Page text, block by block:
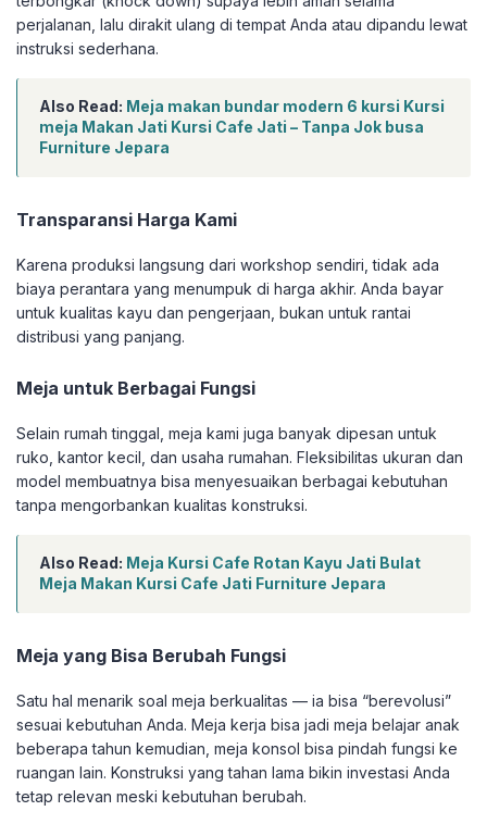
perjalanan, lalu dirakit ulang di tempat Anda atau dipandu lewat
instruksi sederhana.
Also Read: Meja makan bundar modern 6 kursi Kursi
meja Makan Jati Kursi Cafe Jati – Tanpa Jok busa
Furniture Jepara
Transparansi Harga Kami
Karena produksi langsung dari workshop sendiri, tidak ada
biaya perantara yang menumpuk di harga akhir. Anda bayar
untuk kualitas kayu dan pengerjaan, bukan untuk rantai
distribusi yang panjang.
Meja untuk Berbagai Fungsi
Selain rumah tinggal, meja kami juga banyak dipesan untuk
ruko, kantor kecil, dan usaha rumahan. Fleksibilitas ukuran dan
model membuatnya bisa menyesuaikan berbagai kebutuhan
tanpa mengorbankan kualitas konstruksi.
Also Read: Meja Kursi Cafe Rotan Kayu Jati Bulat
Meja Makan Kursi Cafe Jati Furniture Jepara
Meja yang Bisa Berubah Fungsi
Satu hal menarik soal meja berkualitas — ia bisa “berevolusi”
sesuai kebutuhan Anda. Meja kerja bisa jadi meja belajar anak
beberapa tahun kemudian, meja konsol bisa pindah fungsi ke
ruangan lain. Konstruksi yang tahan lama bikin investasi Anda
tetap relevan meski kebutuhan berubah.